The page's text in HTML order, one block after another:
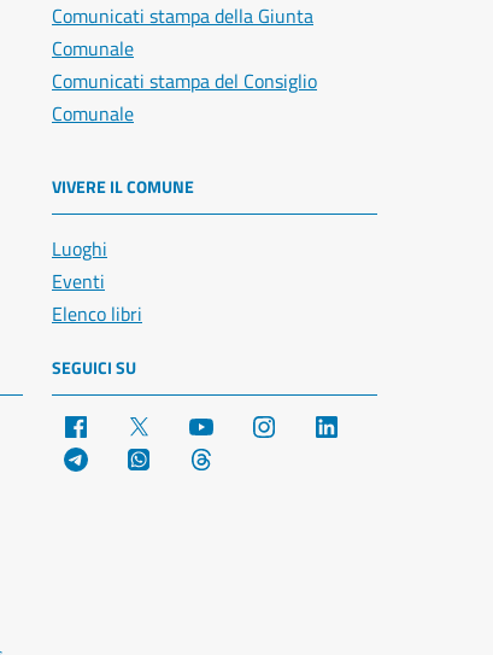
Comunicati stampa della Giunta
Comunale
Comunicati stampa del Consiglio
Comunale
VIVERE IL COMUNE
Luoghi
Eventi
Elenco libri
SEGUICI SU
Facebook YouTube Instagram
Telegram WhatsApp